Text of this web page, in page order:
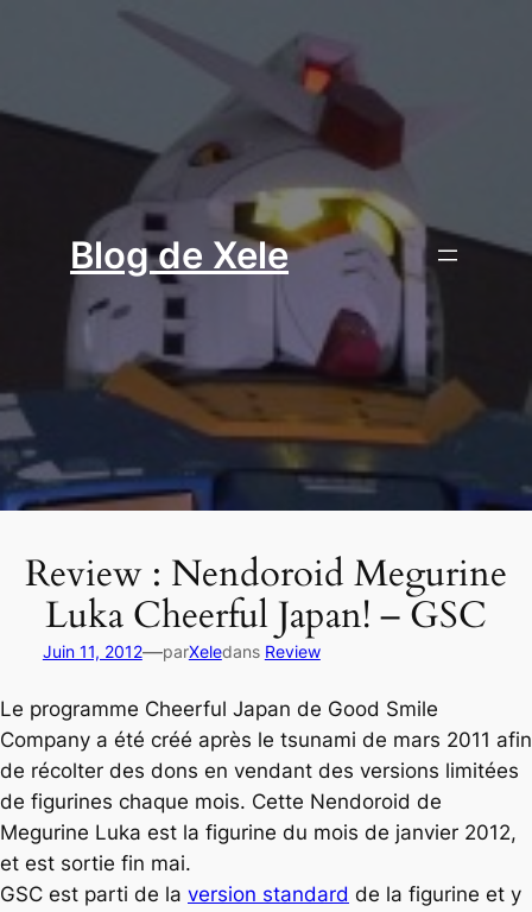
Blog de Xele
Review : Nendoroid Megurine
Luka Cheerful Japan! – GSC
Juin 11, 2012—parXeledans Review
Le programme Cheerful Japan de Good Smile
Company a été créé après le tsunami de mars 2011 afin
de récolter des dons en vendant des versions limitées
de figurines chaque mois. Cette Nendoroid de
Megurine Luka est la figurine du mois de janvier 2012,
et est sortie fin mai.
GSC est parti de la version standard de la figurine et y